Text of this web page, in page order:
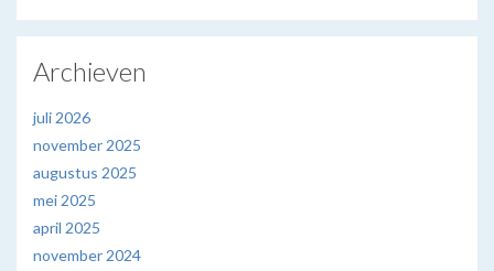
Archieven
juli 2026
november 2025
augustus 2025
mei 2025
april 2025
november 2024